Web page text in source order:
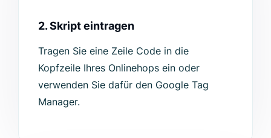
2. Skript eintragen
Tragen Sie eine Zeile Code in die
Kopfzeile Ihres Onlinehops ein oder
verwenden Sie dafür den Google Tag
Manager.